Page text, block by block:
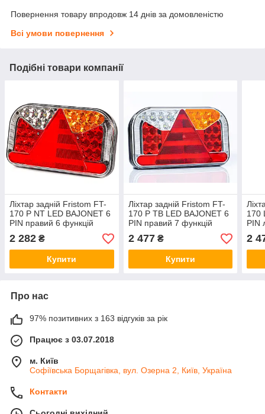
Повернення товару впродовж 14 днів за домовленістю
Всі умови повернення
Подібні товари компанії
Ліхтар задній Fristom FT-
170 P NT LED BAJONET 6
PIN правий 6 функцій
2 282 ₴
Купити
Ліхтар задній Fristom FT-
170 P TB LED BAJONET 6
PIN правий 7 функцій
2 477₴
Купити
170
PIN
2
Про нас
97% позитивних з 163 відгуків за рік
Працює з 03.07.2018
м. Київ
Софіївська Борщагівка, вул. Озерна 2, Київ, Україна
Контакти